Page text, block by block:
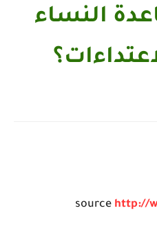
النساء
source http://